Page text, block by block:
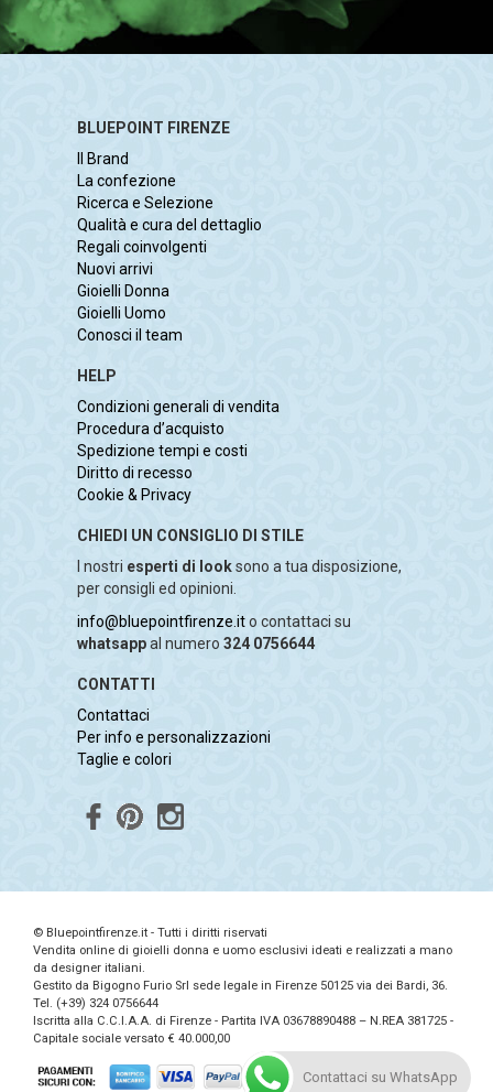
BLUEPOINT FIRENZE
Il Brand
La confezione
Ricerca e Selezione
Qualità e cura del dettaglio
Regali coinvolgenti
Nuovi arrivi
Gioielli Donna
Gioielli Uomo
Conosci il team
HELP
Condizioni generali di vendita
Procedura d’acquisto
Spedizione tempi e costi
Diritto di recesso
Cookie & Privacy
CHIEDI UN CONSIGLIO DI STILE
I nostri esperti di looksono a tua disposizione,
per consigli ed opinioni.
info@bluepointfirenze.ito contattaci su
whatsappal numero 324 0756644
CONTATTI
Contattaci
Per info e personalizzazioni
Taglie e colori
© Bluepointfirenze.it - Tutti i diritti riservati
Vendita online di gioielli donna e uomo esclusivi ideati e realizzati a mano
da designer italiani.
Gestito da Bigogno Furio Srl sede legale in Firenze 50125 via dei Bardi, 36.
Tel. (+39) 324 0756644
Iscritta alla C.C.I.A.A. di Firenze - Partita IVA 03678890488 – N.REA 381725 -
Capitale sociale versato € 40.000,00
Contattaci su WhatsApp